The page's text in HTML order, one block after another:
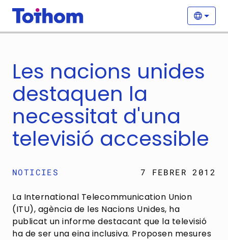
Vés al contingut
Les nacions unides
destaquen la
necessitat d'una
televisió accessible
NOTICIES 7 FEBRER 2012
La International Telecommunication Union
(ITU), agència de les Nacions Unides, ha
publicat un informe destacant que la televisió
ha de ser una eina inclusiva. Proposen mesures